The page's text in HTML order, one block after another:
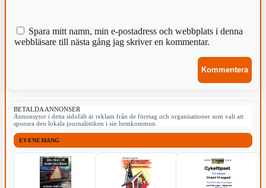
Spara mitt namn, min e-postadress och webbplats i denna
webbläsare till nästa gång jag skriver en kommentar.
BETALDA ANNONSER
Annonsytor i detta sidofält är reklam från de företag och organisationer som valt att
sponsra den lokala journalistiken i sin hemkommun.
EVENEMANG